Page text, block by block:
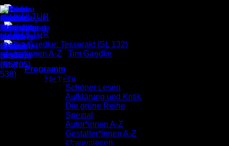
Zum
Inhalt
springen
Programm
komplett
Schöner Lesen
Aufklärung und Kritik
Die grüne Reihe
Spezial
Autor*innen A-Z
Gestalter*innen A-Z
#frauenlesen
Autor*innen A-Z Tim Gaedke
Tim Gaedke: Tesserakt (SL
Tim Gaedke